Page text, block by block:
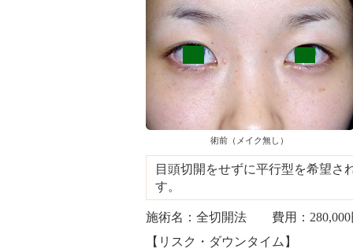
術前（メイク無し）
目頭切開をせずに平行型を希望さ
す。
施術名：全切開法 費用：280,000
【リスク・ダウンタイム】